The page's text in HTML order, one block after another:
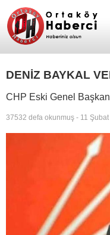
DENİZ BAYKAL
CHP Eski Genel
37532 defa okunmuş - 11